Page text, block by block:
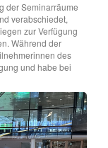
der Seminarräume
verabschiedet,
zur Verfügung
Während der
des
und habe bei